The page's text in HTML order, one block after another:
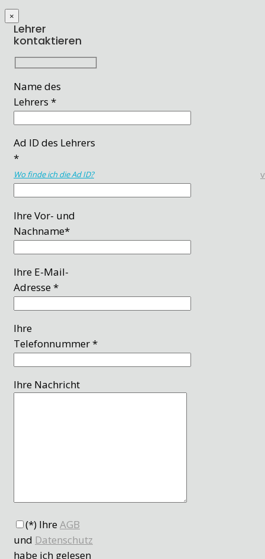
×
Lehrer
kontaktieren
Name des
Lehrers *
Ad ID des Lehrers
*
Wo finde ich die Ad ID?
Ihre Vor- und
Nachname*
Ihre E-Mail-
Adresse *
Ihre
Telefonnummer *
Ihre Nachricht
(*) IhreAGB
und Datenschutz
habe ich gelesen